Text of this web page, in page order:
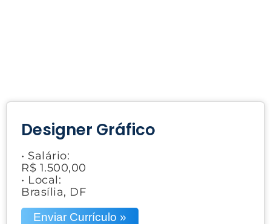
Designer Gráfico
• Salário:
R$ 1.500,00
• Local:
Brasília, DF
Enviar Currículo »